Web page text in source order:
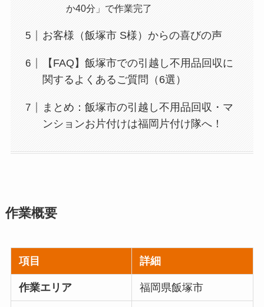
か40分」で作業完了
お客様（飯塚市 S様）からの喜びの声
【FAQ】飯塚市での引越し不用品回収に
関するよくあるご質問（6選）
まとめ：飯塚市の引越し不用品回収・マ
ンションお片付けは福岡片付け隊へ！
作業概要
項目 詳細
作業エリア 福岡県飯塚市